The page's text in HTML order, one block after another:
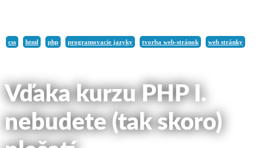
css html php programovacie jazyky tvorba web-stránok web stránky
Vďaka kurzu PHP I.
nebudete (tak skoro)